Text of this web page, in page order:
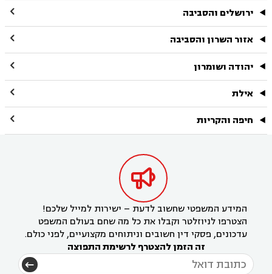
ירושלים והסביבה 
אזור השרון והסביבה 
יהודה ושומרון 
אילת 
חיפה והקריות 

המידע המשפטי שחשוב לדעת – ישירות למייל שלכם!
הצטרפו לניוזלטר וקבלו את כל מה שחם בעולם המשפט
עדכונים, פסקי דין חשובים וניתוחים מקצועיים, לפני כולם.
זה הזמן להצטרף לרשימת התפוצה